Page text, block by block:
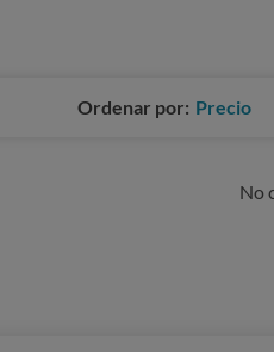
Ordenar por: Precio
No